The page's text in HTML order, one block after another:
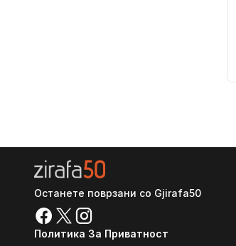
Останете поврзани со Gjirafa50
Политика За Приватност